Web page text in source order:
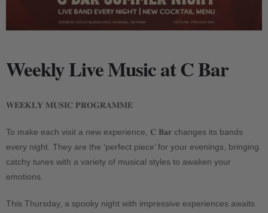
Weekly Live Music at C Bar
𝐖𝐄𝐄𝐊𝐋𝐘 𝐌𝐔𝐒𝐈𝐂 𝐏𝐑𝐎𝐆𝐑𝐀𝐌𝐌𝐄
To make each visit a new experience, 𝐂 𝐁𝐚𝐫 changes its bands
every night. They are the ‘perfect piece’ for your evenings, bringing
catchy tunes with a variety of musical styles to awaken your
emotions.
This Thursday, a spooky night with impressive experiences awaits